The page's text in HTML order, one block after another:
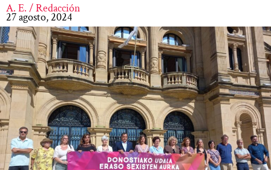
A. E. / Redacción
27 agosto, 2024